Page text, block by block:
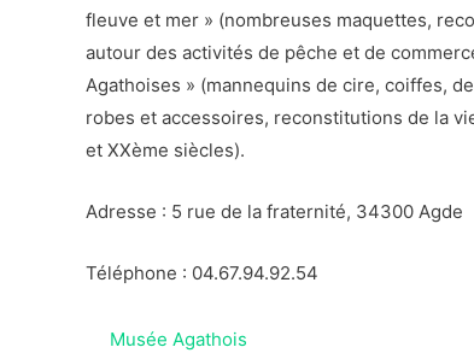
fleuve et mer » (nombreuses maquettes,
autour des activités de pêche et de
Agathoises » (mannequins de cire, coiffes,
robes et accessoires, reconstitutions de la
et XXème siècles).
Adresse : 5 rue de la fraternité, 34300 Agde
Téléphone : 04.67.94.92.54
Musée Agathois